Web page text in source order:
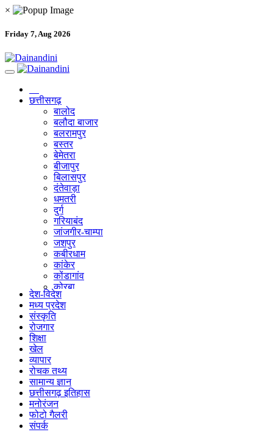
×
Friday 7, Aug 2026
छत्तीसगढ़
बालोद
बलौदा बाजार
बलरामपुर
बस्तर
बेमेतरा
बीजापुर
बिलासपुर
दंतेवाड़ा
धमतरी
दुर्ग
गरियाबंद
जांजगीर-चाम्पा
जशपुर
कबीरधाम
कांकेर
कोंडागांव
कोरबा
कोरिया
महासमुंद
मुंगेली
नारायणपुर
सुकमा
सूरजपुर
सरगुजा
गौरेला पेंड्रा मरवाही
खैरागढ़-छुईखदान-गंडई
देश-विदेश
मध्य प्रदेश
संस्कृति
रोजगार
शिक्षा
खेल
व्यापार
रोचक तथ्य
सामान्य ज्ञान
छत्तीसगढ़ इतिहास
मनोरंजन
फोटो गैलरी
संपर्क